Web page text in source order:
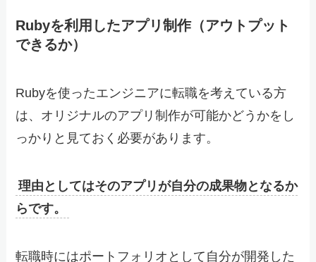
Rubyを利用したアプリ制作（アウトプット
できるか）
Rubyを使ったエンジニアに転職を考えている方
は、オリジナルのアプリ制作が可能かどうかをし
っかりと見ておく必要があります。
理由としてはそのアプリが自分の成果物となるか
らです。
転職時にはポートフォリオとして自分が開発した